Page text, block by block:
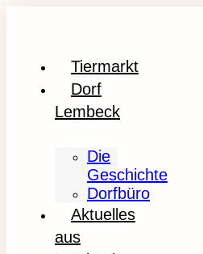
Tiermarkt
Dorf
Lembeck
Die
Geschichte
Dorfbüro
Aktuelles
aus